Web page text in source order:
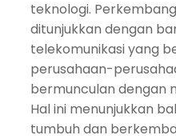
teknologi.
ditunjukkan dengan
telekomunikasi yang
perusahaan-
bermunculan dengan
Hal ini menunjukkan
tumbuh dan